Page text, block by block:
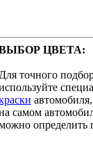
ЦВЕТА:
Для точного
самом
определить